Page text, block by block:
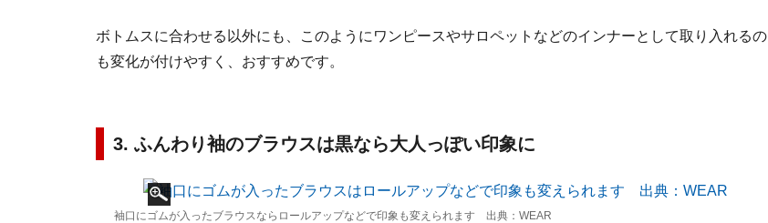
ボトムスに合わせる以外にも、このようにワンピースやサロペットなどのインナーとして取り入れるの
も変化が付けやすく、おすすめです。
3. ふんわり袖のブラウスは黒なら大人っぽい印象に
袖口にゴムが入ったブラウスならロールアップなどで印象も変えられます 出典：WEAR